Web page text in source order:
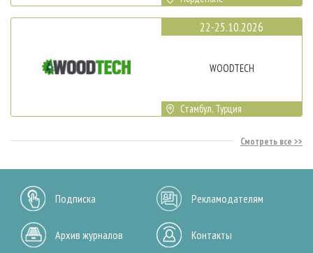
22-25.10.2026
WOODTECH
Стамбул, Турция
Смотреть все
Подписка Рекламодателям
Архив журналов Контакты